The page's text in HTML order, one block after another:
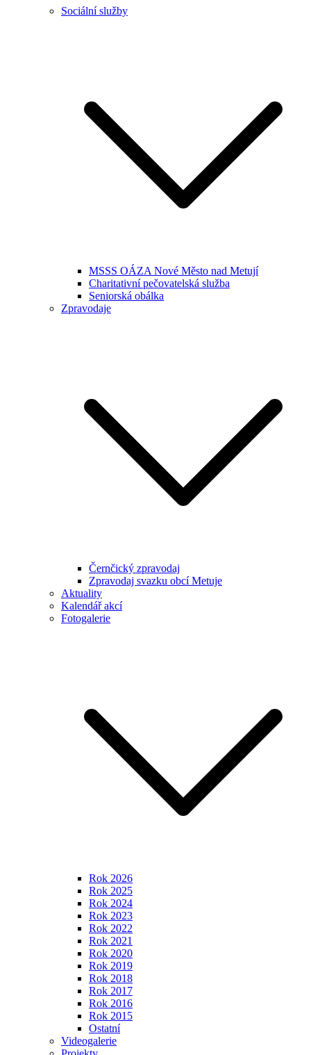
Sociální služby
MSSS OÁZA Nové Město nad Metují
Charitativní pečovatelská služba
Seniorská obálka
Zpravodaje
Černčický zpravodaj
Zpravodaj svazku obcí Metuje
Aktuality
Kalendář akcí
Fotogalerie
Rok 2026
Rok 2025
Rok 2024
Rok 2023
Rok 2022
Rok 2021
Rok 2020
Rok 2019
Rok 2018
Rok 2017
Rok 2016
Rok 2015
Ostatní
Videogalerie